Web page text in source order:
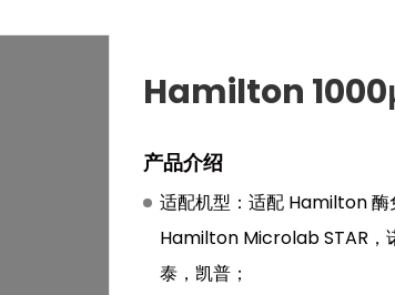
Hamilton
产品介绍
适配机型：适配 Hamilton 酶
Hamilton Microlab STAR，
泰，凯普；